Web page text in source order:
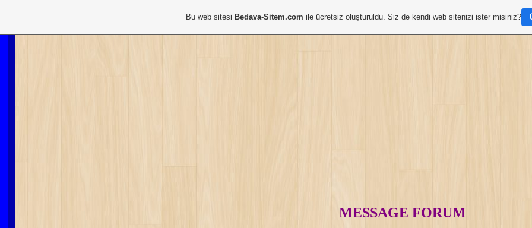
MESSAGE FORUM
Bu web sitesi Bedava-Sitem.com ile ücretsiz oluşturuldu. Siz de kendi web sitenizi ister misiniz?